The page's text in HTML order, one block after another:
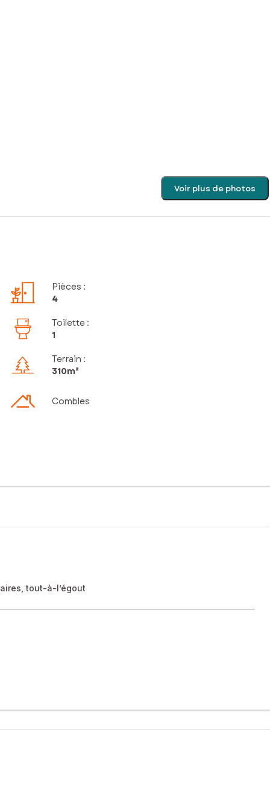
Voir plus de photos
Pièces :
4
Toilette :
1
Terrain :
310m²
Combles
tout-à-l’égout
50 mn de Montluçon, 30 mn de Guéret, 20 mn
Grenier aménageable.